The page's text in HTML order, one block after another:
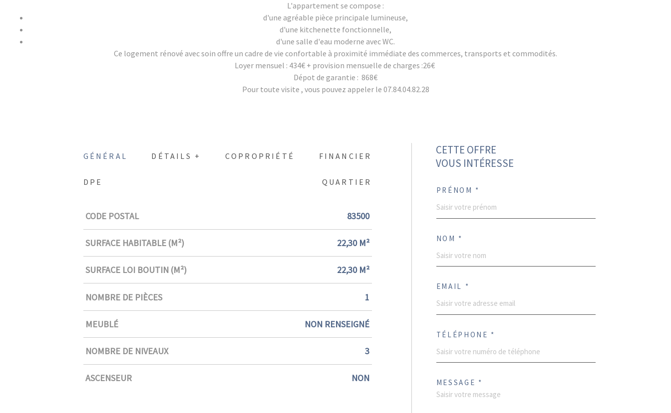
L'appartement se compose :
d'une agréable pièce principale lumineuse,
d'une kitchenette fonctionnelle,
d'une salle d'eau moderne avec WC.
Ce logement rénové avec soin offre un cadre de vie confortable à proximité immédiate des commerces, transports et commodités.
Loyer mensuel : 434€ + provision mensuelle de charges :26€
Dépot de garantie : 868€
Pour toute visite , vous pouvez appeler le 07.84.04.82.28
GÉNÉRAL DÉTAILS + COPROPRIÉTÉ FINANCIER
DPE QUARTIER
Caractérisque Valeurs
CODE POSTAL 83500
SURFACE HABITABLE (M²) 22,30 M²
SURFACE LOI BOUTIN (M²) 22,30 M²
NOMBRE DE PIÈCES 1
MEUBLÉ NON RENSEIGNÉ
NOMBRE DE NIVEAUX 3
ASCENSEUR NON
CETTE OFFRE
VOUS INTÉRESSE
PRÉNOM *
NOM *
EMAIL *
TÉLÉPHONE *
MESSAGE *